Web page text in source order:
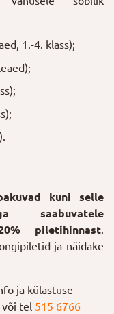
1.-4. klass);
kuni selle
saabuvatele
piletihinnast.
ja näidake
ja külastuse
või tel 515 6766